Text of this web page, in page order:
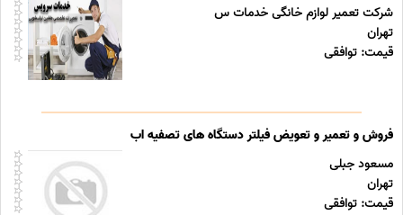
شرکت تعمیر لوازم خانگی خدمات س
تهران
قیمت: توافقی
فروش و تعمیر و تعویض فیلتر دستگاه های تصفیه اب
مسعود جبلی
تهران
قیمت: توافقی